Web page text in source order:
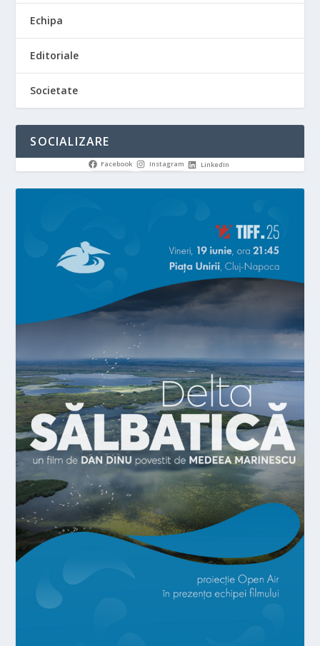
Echipa
Editoriale
Societate
SOCIALIZARE
Facebook Instagram LinkedIn